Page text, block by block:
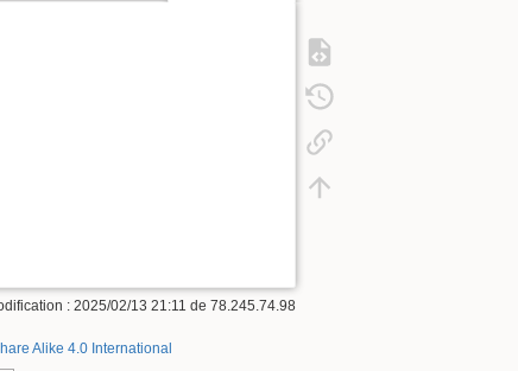
: 2025/02/13 21:11 de 78.245.74.98
Alike 4.0 International